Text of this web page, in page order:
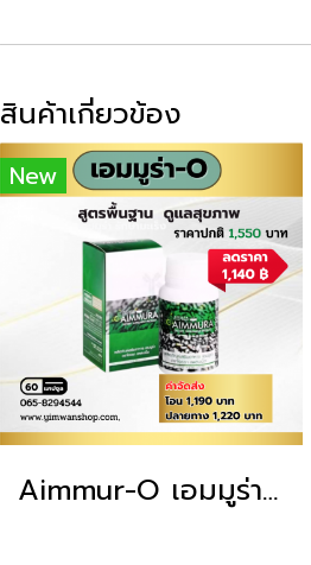
สินค้าเกี่ยวข้อง
New
Aimmur-O เอมมูร่า O ดูแลุสุขภาพแบบองค์รวม